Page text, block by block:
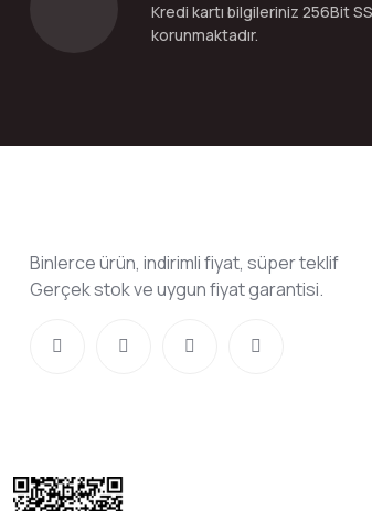
Bu ürüne benzer farklı alternatifler olmalı.
Kredi kartı bilgileriniz 256Bit
korunmaktadır.
Binlerce ürün, indirimli fiyat, süper teklif
Gerçek stok ve uygun fiyat garantisi.